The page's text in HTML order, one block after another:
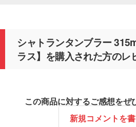
シャトランタンブラー
ラス】を購入された方のレ
この商品に対するご感想をぜ
新規コメントを